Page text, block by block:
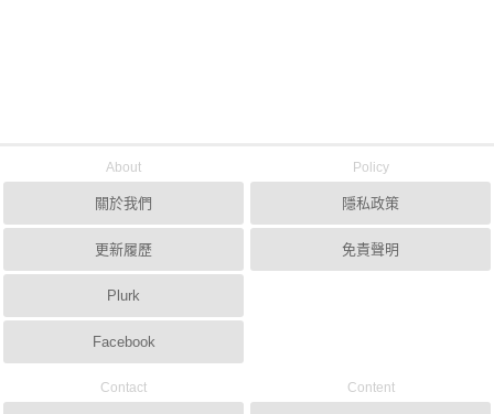
About
關於我們
更新履歷
Plurk
Facebook
Policy
隱私政策
免責聲明
Contact Content